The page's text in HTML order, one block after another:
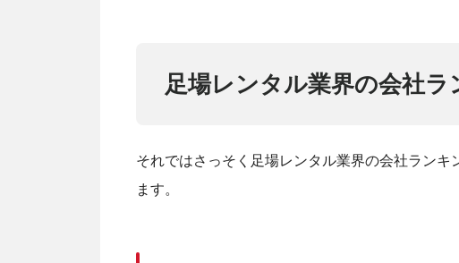
足場レンタル業界の会社ラ
それではさっそく足場レンタル業界の会社ラン
ます。